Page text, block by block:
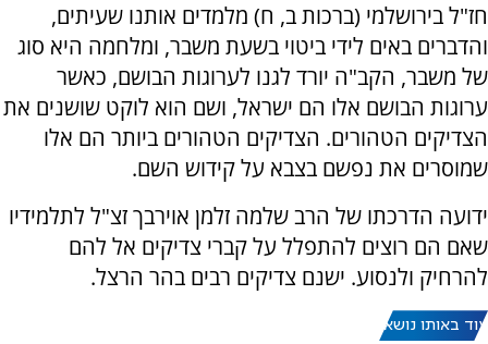
חז"ל בירושלמי (ברכות ב, ח) מלמדים אותנו שעיתים,
והדברים באים לידי ביטוי בשעת משבר, ומלחמה היא סוג
של משבר, הקב"ה יורד לגנו לערוגות הבושם, כאשר
ערוגות הבושם אלו הם ישראל, ושם הוא לוקט שושנים את
הצדיקים הטהורים. הצדיקים הטהורים ביותר הם אלו
שמוסרים את נפשם בצבא על קידוש השם.
ידועה הדרכתו של הרב שלמה זלמן אוירבך זצ"ל לתלמידיו
שאם הם רוצים להתפלל על קברי צדיקים אל להם
להרחיק ולנסוע. ישנם צדיקים רבים בהר הרצל.
עוד באותו נושא: